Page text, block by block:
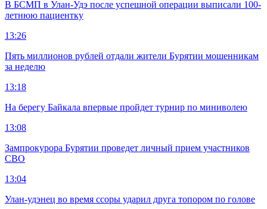
В БСМП в Улан-Удэ после успешной операции выписали 100-
летнюю пациентку
13:26
Пять миллионов рублей отдали жители Бурятии мошенникам
за неделю
13:18
На берегу Байкала впервые пройдет турнир по миниволею
13:08
Зампрокурора Бурятии проведет личный прием участников
СВО
13:04
Улан-удэнец во время ссоры ударил друга топором по голове